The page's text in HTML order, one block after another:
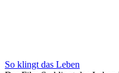
So klingt das Leben